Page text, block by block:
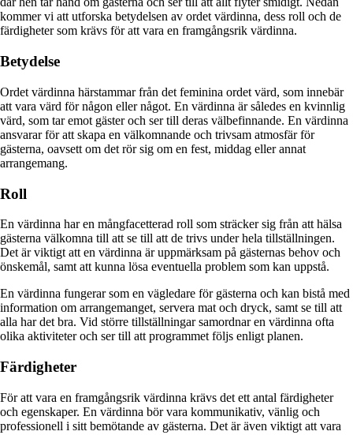
kommer vi att utforska betydelsen av ordet värdinna, dess roll och de
färdigheter som krävs för att vara en framgångsrik värdinna.
Betydelse
Ordet värdinna härstammar från det feminina ordet värd, som innebär
att vara värd för någon eller något. En värdinna är således en kvinnlig
värd, som tar emot gäster och ser till deras välbefinnande. En värdinna
ansvarar för att skapa en välkomnande och trivsam atmosfär för
gästerna, oavsett om det rör sig om en fest, middag eller annat
arrangemang.
Roll
En värdinna har en mångfacetterad roll som sträcker sig från att hälsa
gästerna välkomna till att se till att de trivs under hela tillställningen.
Det är viktigt att en värdinna är uppmärksam på gästernas behov och
önskemål, samt att kunna lösa eventuella problem som kan uppstå.
En värdinna fungerar som en vägledare för gästerna och kan bistå med
information om arrangemanget, servera mat och dryck, samt se till att
alla har det bra. Vid större tillställningar samordnar en värdinna ofta
olika aktiviteter och ser till att programmet följs enligt planen.
Färdigheter
För att vara en framgångsrik värdinna krävs det ett antal färdigheter
och egenskaper. En värdinna bör vara kommunikativ, vänlig och
professionell i sitt bemötande av gästerna. Det är även viktigt att vara